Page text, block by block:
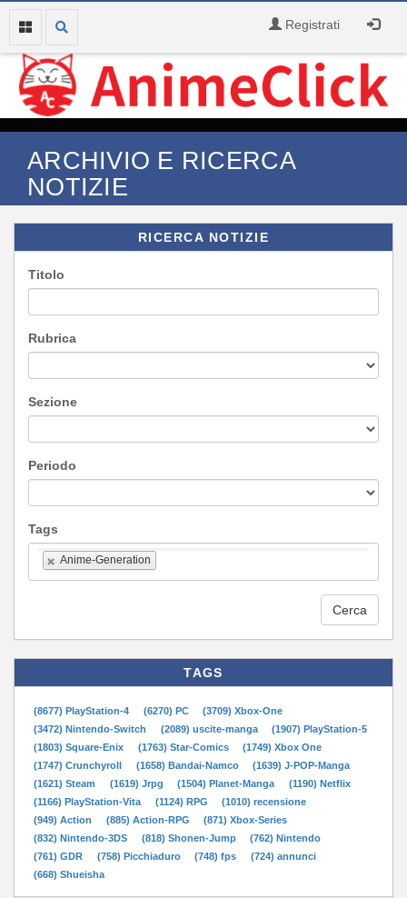
Registrati
ARCHIVIO E RICERCA
NOTIZIE
RICERCA NOTIZIE
Titolo
Rubrica
Sezione
Periodo
Tags
Anime-Generation
Cerca
TAGS
(8677) PlayStation-4 (6270) PC
(3709) Xbox-One
(3472) Nintendo-Switch
(2089) uscite-manga
(1907) PlayStation-5
(1803) Square-Enix
(1763) Star-Comics
(1749) Xbox One
(1747) Crunchyroll
(1658) Bandai-Namco
(1639) J-POP-Manga
(1621) Steam
(1619) Jrpg (1504) Planet-Manga
(1190) Netflix
(1166) PlayStation-Vita
(1124) RPG
(1010) recensione
(949) Action
(885) Action-RPG
(871) Xbox-Series
(832) Nintendo-3DS
(818) Shonen-Jump
(762) Nintendo
(761) GDR
(758) Picchiaduro (748) fps
(724) annunci
(668) Shueisha